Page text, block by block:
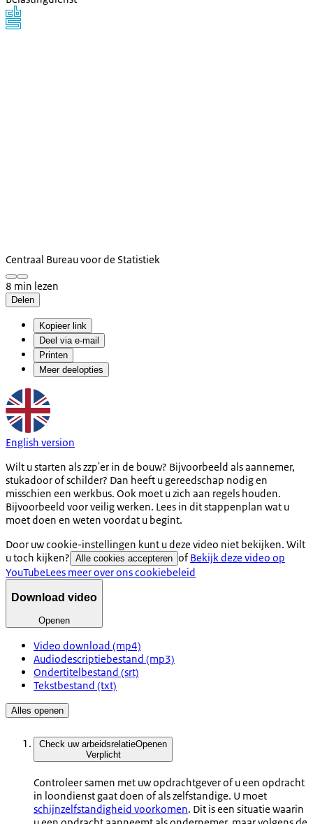
Centraal Bureau voor de Statistiek
8 min lezen
Delen
Kopieer link
Deel via e-mail
Printen
Meer deelopties
English version
Wilt u starten als zzp'er in de bouw? Bijvoorbeeld als aannemer,
stukadoor of schilder? Dan heeft u gereedschap nodig en
misschien een werkbus. Ook moet u zich aan regels houden.
Bijvoorbeeld voor veilig werken. Lees in dit stappenplan wat u
moet doen en weten voordat u begint.
Door uw cookie-instellingen kunt u deze video niet bekijken. Wilt
u toch kijken? Alle cookies accepteren of Bekijk deze video op
YouTubeLees meer over ons cookiebeleid
Download video
Openen
Video download (mp4)
Audiodescriptiebestand (mp3)
Ondertitelbestand (srt)
Tekstbestand (txt)
Alles openen
Check uw arbeidsrelatieOpenen
Verplicht
Controleer samen met uw opdrachtgever of u een opdracht
in loondienst gaat doen of als zelfstandige. U moet
schijnzelfstandigheid voorkomen. Dit is een situatie waarin